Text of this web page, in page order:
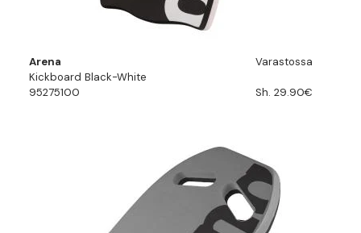
Arena
Varastossa
Kickboard Black-White
95275100
Sh. 29.90€